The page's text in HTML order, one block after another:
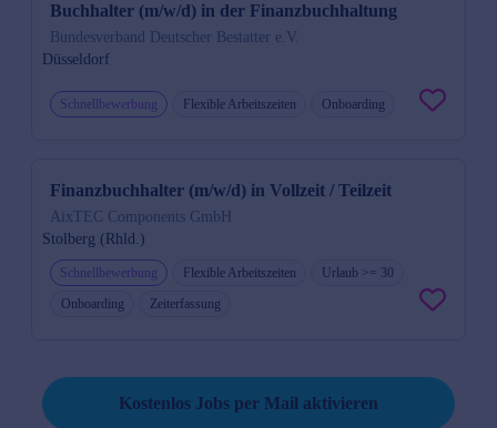
Buchhalter (m/w/d) in der Finanzbuchhaltung
Bundesverband Deutscher Bestatter e.V.
Düsseldorf
Schnellbewerbung Flexible Arbeitszeiten Onboarding
Finanzbuchhalter (m/w/d) in Vollzeit / Teilzeit
AixTEC Components GmbH
Stolberg (Rhld.)
Schnellbewerbung Flexible Arbeitszeiten
Urlaub >= 30
Onboarding
Zeiterfassung
Kostenlos Jobs per Mail aktivieren